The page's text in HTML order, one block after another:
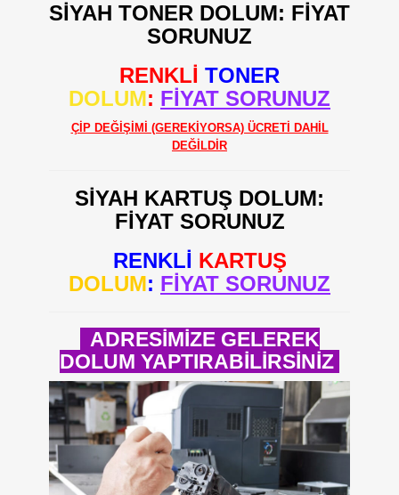
SİYAH TONER DOLUM: FİYAT
SORUNUZ
RENKLİ TONER
DOLUM: FİYAT SORUNUZ
ÇİP DEĞİŞİMİ (GEREKİYORSA) ÜCRETİ DAHİL
DEĞİLDİR
SİYAH KARTUŞ DOLUM:
FİYAT SORUNUZ
RENKLİ KARTUŞ
DOLUM: FİYAT SORUNUZ
ADRESİMİZE GELEREK
DOLUM YAPTIRABİLİRSİNİZ